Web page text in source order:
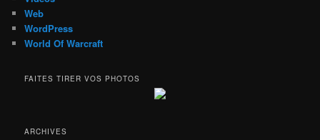
Web
WordPress
World Of Warcraft
FAITES TIRER VOS PHOTOS
ARCHIVES